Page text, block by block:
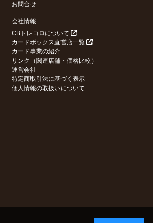
お問合せ
会社情報
CBトレコロについて
カードボックス直営店一覧
カード事業の紹介
リンク（関連店舗・価格比較）
運営会社
特定商取引法に基づく表示
個人情報の取扱いについて